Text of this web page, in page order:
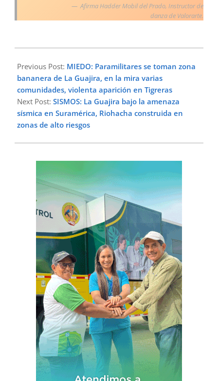
Afirma Hadder Mobil del Prado, Instructor de
danza de Valorarte.
08-
17
Previous Post: MIEDO: Paramilitares se toman zona
bananera de La Guajira, en la mira varias
comunidades, violenta aparición en Tigreras
Next Post: SISMOS: La Guajira bajo la amenaza
sísmica en Suramérica, Riohacha construida en
zonas de alto riesgos